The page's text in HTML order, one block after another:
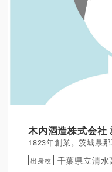
木内酒造株式会社
1823年創業。茨城県
出身校 千葉県立清水